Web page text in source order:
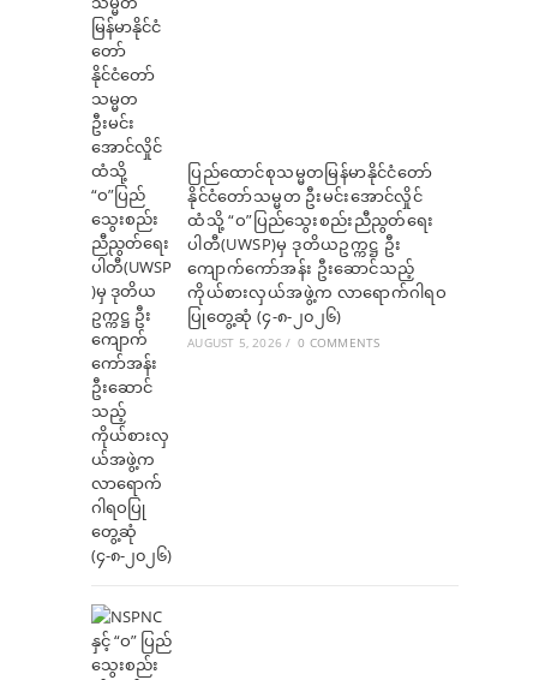
ပြည်ထောင်စုသမ္မတမြန်မာနိုင်ငံတော်
နိုင်ငံတော်သမ္မတ ဦးမင်းအောင်လှိုင်
ထံသို့ “ဝ”ပြည်သွေးစည်းညီညွတ်ရေး
ပါတီ(UWSP)မှ ဒုတိယဥက္ကဋ္ဌ ဦး
ကျောက်ကော်အန်း ဦးဆောင်သည့်
ကိုယ်စားလှယ်အဖွဲ့က လာရောက်ဂါရဝ
ပြုတွေ့ဆုံ (၄-၈-၂၀၂၆)
AUGUST 5, 2026 / 0 COMMENTS